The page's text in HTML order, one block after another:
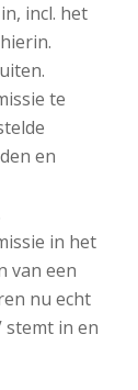
incl. het
te
en
in het
van een
nu echt
stemt in en